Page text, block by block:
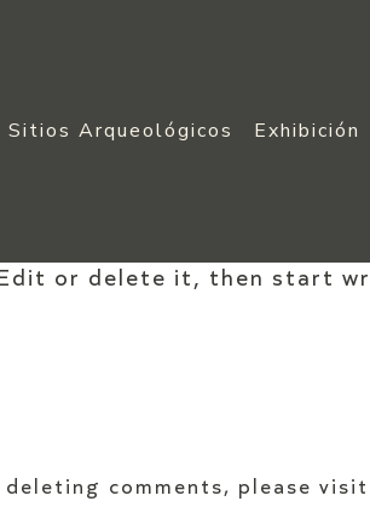
Sitios Arqueológicos Exhibición
or delete it, then start
comments, please visit